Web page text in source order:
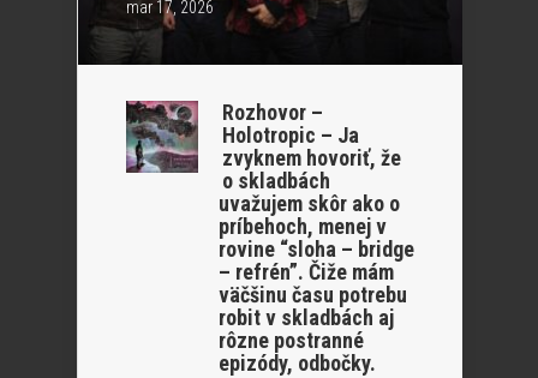
mar 17, 2026
Rozhovor –
Holotropic – Ja
zvyknem hovoriť, že
o skladbách
uvažujem skôr ako o
príbehoch, menej v
rovine “sloha – bridge
– refrén”. Čiže mám
väčšinu času potrebu
robit v skladbách aj
rôzne postranné
epizódy, odbočky.